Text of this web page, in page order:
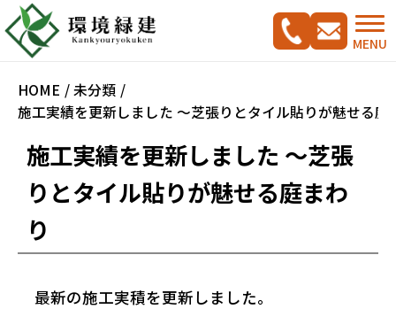
MENU
コンセプト
HOME
未分類
施工実績を更新しました ～芝張りとタイル貼りが魅せる庭
施工実績を更新しました ～芝張
りとタイル貼りが魅せる庭まわ
り
最新の施工実積を更新しました。